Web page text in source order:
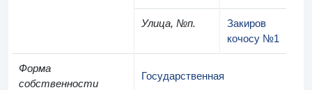
Улица, №п.
Закиров
кочосу №1
Форма
собственности
Государственная